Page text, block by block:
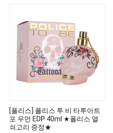
[폴리스] 폴리스 투 비 타투아트
포 우먼 EDP 40ml ★폴리스 열
쇠고리 증정★